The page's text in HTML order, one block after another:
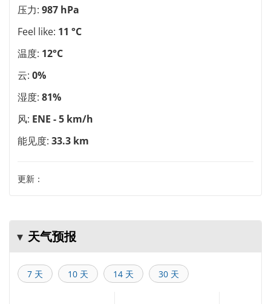
压力: 987 hPa
Feel like: 11 °C
温度: 12°C
云: 0%
湿度: 81%
风: ENE - 5 km/h
能见度: 33.3 km
更新：
天气预报
7 天 10 天 14 天 30 天